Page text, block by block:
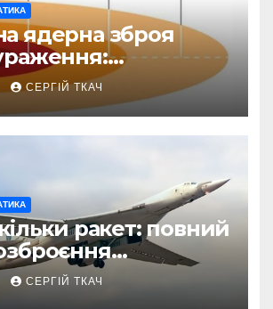
ядерна зброя
розбір зон
СЕРГІЙ ТКАЧ
ракет: повний
СЕРГІЙ ТКАЧ